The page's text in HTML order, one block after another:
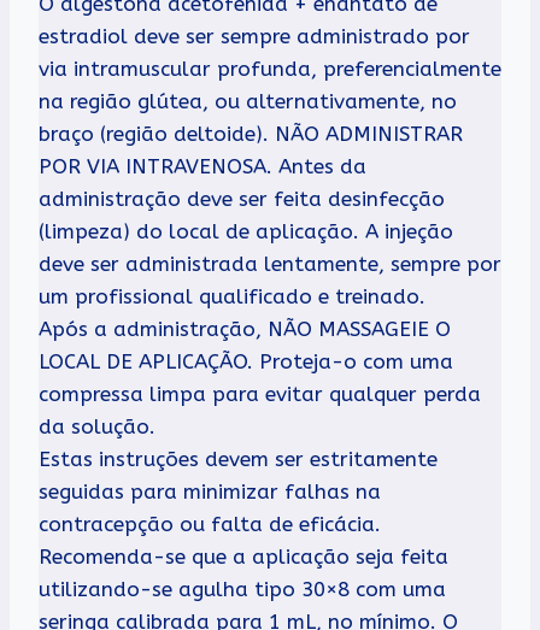
estradiol deve ser sempre administrado por
via intramuscular profunda, preferencialmente
na região glútea, ou alternativamente, no
braço (região deltoide). NÃO ADMINISTRAR
POR VIA INTRAVENOSA. Antes da
administração deve ser feita desinfecção
(limpeza) do local de aplicação. A injeção
deve ser administrada lentamente, sempre por
um profissional qualificado e treinado.
Após a administração, NÃO MASSAGEIE O
LOCAL DE APLICAÇÃO. Proteja-o com uma
compressa limpa para evitar qualquer perda
da solução.
Estas instruções devem ser estritamente
seguidas para minimizar falhas na
contracepção ou falta de eficácia.
Recomenda-se que a aplicação seja feita
utilizando-se agulha tipo 30×8 com uma
seringa calibrada para 1 mL, no mínimo. O